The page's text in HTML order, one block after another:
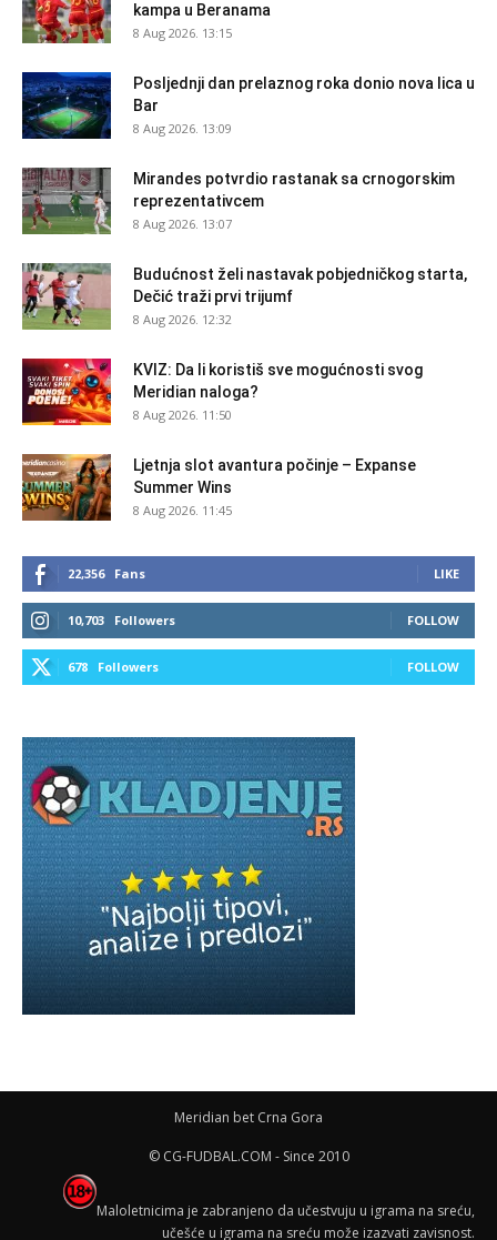
kampa u Beranama
8 Aug 2026. 13:15
Posljednji dan prelaznog roka donio nova lica u
Bar
8 Aug 2026. 13:09
Mirandes potvrdio rastanak sa crnogorskim
reprezentativcem
8 Aug 2026. 13:07
Budućnost želi nastavak pobjedničkog starta,
Dečić traži prvi trijumf
8 Aug 2026. 12:32
KVIZ: Da li koristiš sve mogućnosti svog
Meridian naloga?
8 Aug 2026. 11:50
Ljetnja slot avantura počinje – Expanse
Summer Wins
8 Aug 2026. 11:45
22,356 Fans LIKE
10,703 Followers FOLLOW
678 Followers FOLLOW
Meridian bet Crna Gora
© CG-FUDBAL.COM - Since 2010
Maloletnicima je zabranjeno da učestvuju u igrama na sreću,
učešće u igrama na sreću može izazvati zavisnost.